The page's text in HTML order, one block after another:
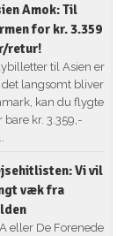
Amok: Til
for kr. 3.359
retur!
til Asien er
det langsomt bliver
kan du flygte
kr. 3.359,-
Vi vil
væk fra
eller De Forenede